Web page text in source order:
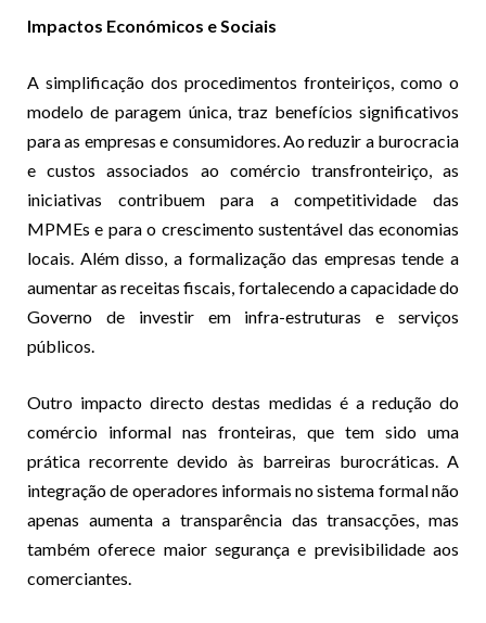
Impactos Económicos e Sociais
A simplificação dos procedimentos fronteiriços, como o
modelo de paragem única, traz benefícios significativos
para as empresas e consumidores. Ao reduzir a burocracia
e custos associados ao comércio transfronteiriço, as
iniciativas contribuem para a competitividade das
MPMEs e para o crescimento sustentável das economias
locais. Além disso, a formalização das empresas tende a
aumentar as receitas fiscais, fortalecendo a capacidade do
Governo de investir em infra-estruturas e serviços
públicos.
Outro impacto directo destas medidas é a redução do
comércio informal nas fronteiras, que tem sido uma
prática recorrente devido às barreiras burocráticas. A
integração de operadores informais no sistema formal não
apenas aumenta a transparência das transacções, mas
também oferece maior segurança e previsibilidade aos
comerciantes.